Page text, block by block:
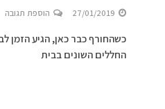
27/01/2019 הוספת תגובה
כשהחורף כבר כאן, הגיע הזמן
החללים השונים בבית